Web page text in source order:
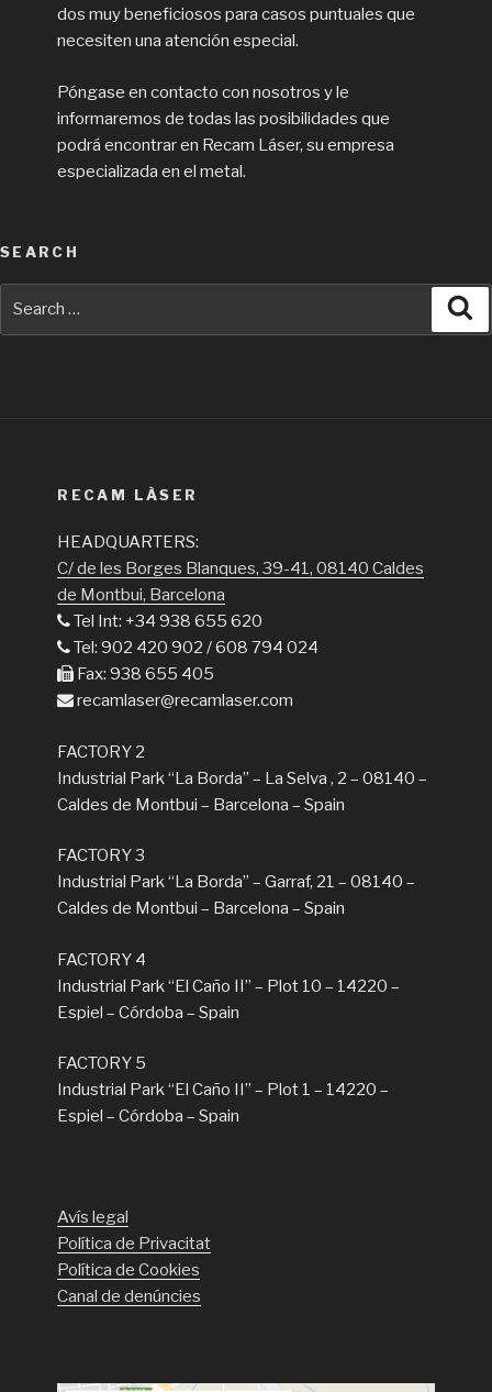
dos muy beneficiosos para casos puntuales que
necesiten una atención especial.
Póngase en contacto con nosotros y le
informaremos de todas las posibilidades que
podrá encontrar en Recam Láser, su empresa
especializada en el metal.
SEARCH
RECAM LÀSER
HEADQUARTERS:
C/ de les Borges Blanques, 39-41, 08140 Caldes
de Montbui, Barcelona
Tel Int: +34 938 655 620
Tel: 902 420 902 / 608 794 024
Fax: 938 655 405
recamlaser@recamlaser.com
FACTORY 2
Industrial Park “La Borda” – La Selva , 2 – 08140 –
Caldes de Montbui – Barcelona – Spain
FACTORY 3
Industrial Park “La Borda” – Garraf, 21 – 08140 –
Caldes de Montbui – Barcelona – Spain
FACTORY 4
Industrial Park “El Caño II” – Plot 10 – 14220 –
Espiel – Córdoba – Spain
FACTORY 5
Industrial Park “El Caño II” – Plot 1 – 14220 –
Espiel – Córdoba – Spain
Avís legal
Política de Privacitat
Política de Cookies
Canal de denúncies